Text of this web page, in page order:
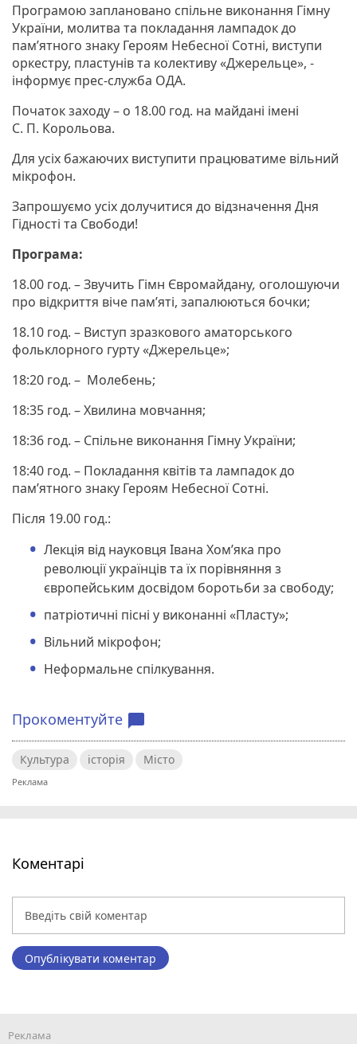
Програмою заплановано спільне виконання Гімну
України, молитва та покладання лампадок до
пам’ятного знаку Героям Небесної Сотні, виступи
оркестру, пластунів та колективу «Джерельце», -
інформує прес-служба ОДА.
Початок заходу – о 18.00 год. на майдані імені
С. П. Корольова.
Для усіх бажаючих виступити працюватиме вільний
мікрофон.
Запрошуємо усіх долучитися до відзначення Дня
Гідності та Свободи!
Програма:
18.00 год. – Звучить Гімн Євромайдану, оголошуючи
про відкриття віче пам’яті, запалюються бочки;
18.10 год. – Виступ зразкового аматорського
фольклорного гурту «Джерельце»;
18:20 год. – Молебень;
18:35 год. – Хвилина мовчання;
18:36 год. – Спільне виконання Гімну України;
18:40 год. – Покладання квітів та лампадок до
пам’ятного знаку Героям Небесної Сотні.
Після 19.00 год.:
Лекція від науковця Івана Хом’яка про
революції українців та їх порівняння з
європейським досвідом боротьби за свободу;
патріотичні пісні у виконанні «Пласту»;
Вільний мікрофон;
Неформальне спілкування.
Прокоментуйте chat_bubble
Культура історія Місто
Коментарі
Опублікувати коментар